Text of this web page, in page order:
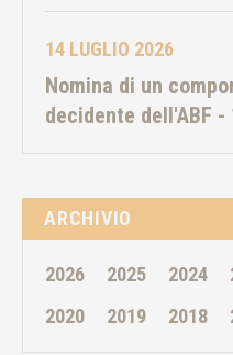
14 LUGLIO 2026
Nomina di un
decidente dell'ABF
ARCHIVIO
2026 2025 2024
2020
2019 2018